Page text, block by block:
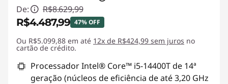
De: R$8.629,99
R$4.487,99 47% OFF
Economias instantâneas :-R$4.142,00
Ou R$5.099,88 em até 12x de R$424,99 sem juros no
cartão de crédito.
Processador Intel® Core™ i5-14400T de 14ª
geração (núcleos de eficiência de até 3,20 GHz